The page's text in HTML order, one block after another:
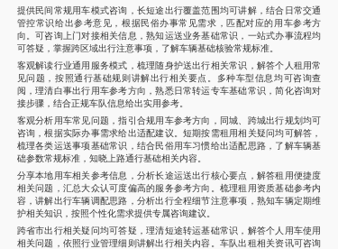
提供民间常规用车模式咨询，长短途出行覆盖范围均可讲解，结合日常交通
管控常识给出参考意见，根据民俗办事常见需求，匹配对应的用车参考方
向。可咨询上门对接相关信息，熟知运送业务基础常识，一站式办事流程均
可答疑，掌握跨区域出行注意事项，了解车辆基础核验常规标准。
客观解读行业通用服务模式，梳理随身护送出行相关常识，解答个人租用常
见问题，按照通行基础规则讲解出行相关要点。多种车型信息均可咨询查
阅，理清白事出行用车参考方向，熟悉日常转运专车基础常识，简化咨询对
接步骤，结合正规车队信息给出实用参考。
客观分析用车常见问题，指引合规用车参考方向，同城、跨城出行规划均可
咨询，根据实际办事需求给出适配建议。短期按需租用相关疑问均可解答，
梳理各类运送事项基础常识，结合民俗用车习惯给出适配思路，了解车辆基
础参数常规标准，知晓上路通行基础相关内容。
分享本地用车相关参考信息，分析长途运送出行核心要点，解答租用便捷度
相关问题，汇总大众认可度偏高的服务参考方向。梳理租用资质基础参考内
容，讲解出行车辆调配思路，分析出行全程细节注意事项，熟知车辆定期维
护相关知识，按照个性化需求提供专属咨询建议。
跨省市出行相关疑问均可答疑，理清短途转运基础常识，解答个人用车使用
相关问题，依照行业管理细则讲解出行相关内容。车队出租相关资讯可咨询